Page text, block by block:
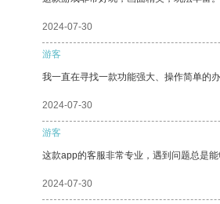
2024-07-30
游客
我一直在寻找一款功能强大、操作简单的
2024-07-30
游客
这款app的客服非常专业，遇到问题总是能
2024-07-30